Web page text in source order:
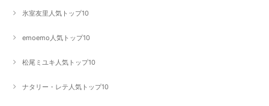
氷室友里人気トップ10
emoemo人気トップ10
松尾ミユキ人気トップ10
ナタリー・レテ人気トップ10